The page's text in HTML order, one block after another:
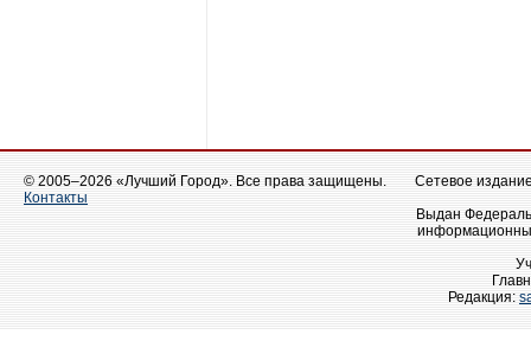
© 2005–2026 «Лучший Город». Все права защищены.
Контакты
Сетевое
Выдан
Редакция: